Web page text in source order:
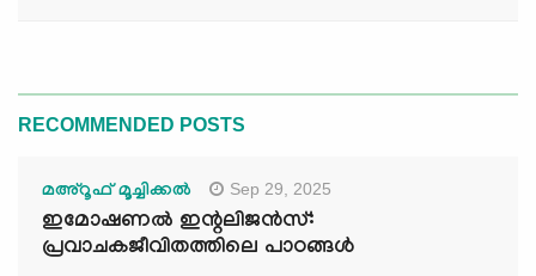
RECOMMENDED POSTS
മഅ്റൂഫ് മൂച്ചിക്കല്‍ Sep 29, 2025
ഇമോഷണൽ ഇന്റലിജൻസ്:
പ്രവാചകജീവിതത്തിലെ പാഠങ്ങൾ